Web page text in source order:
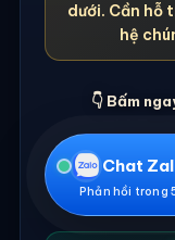
dưới. Cần hỗ
hệ
👇 Bấm
Chat
Phản hồi trong